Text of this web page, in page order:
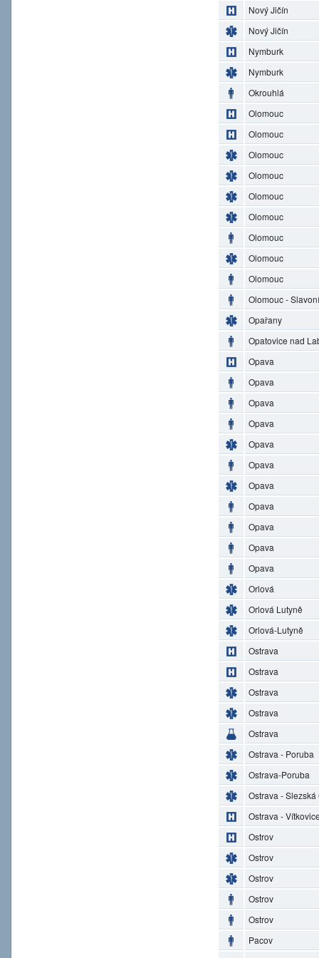
Nový Jičín
Nový Jičín
Nymburk
Nymburk
Okrouhlá
Olomouc
Olomouc
Olomouc
Olomouc
Olomouc
Olomouc
Olomouc
Olomouc
Olomouc
Olomouc -
Opařany
Opatovice nad
Opava
Opava
Opava
Opava
Opava
Opava
Opava
Opava
Opava
Opava
Opava
Orlová
Orlová Lutyně
Orlová-Lutyně
Ostrava
Ostrava
Ostrava
Ostrava
Ostrava
Ostrava - Poruba
Ostrava-Poruba
Ostrava - Slezská
Ostrava -
Ostrov
Ostrov
Ostrov
Ostrov
Ostrov
Pacov